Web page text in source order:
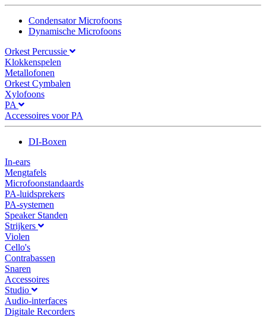
Condensator Microfoons
Dynamische Microfoons
Orkest Percussie
Klokkenspelen
Metallofonen
Orkest Cymbalen
Xylofoons
PA
Accessoires voor PA
DI-Boxen
In-ears
Mengtafels
Microfoonstandaards
PA-luidsprekers
PA-systemen
Speaker Standen
Strijkers
Violen
Cello's
Contrabassen
Snaren
Accessoires
Studio
Audio-interfaces
Digitale Recorders